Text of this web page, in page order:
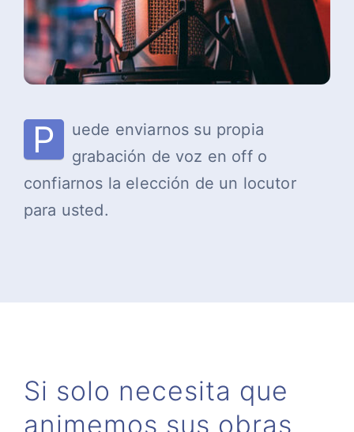
P
uede enviarnos su propia
grabación de voz en off o
confiarnos la elección de un locutor
para usted.
Si solo necesita que
animemos sus obras